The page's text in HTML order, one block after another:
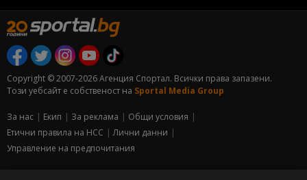
Copyright © 2007-2026 Агенция Спортал. Всички права запазени.
Този уебсайт е собственост на Sportal Media Group
За нас Екип За рекламa
Общи условия
Етични правила на НСС
Лични данни
Управление на предпочитания